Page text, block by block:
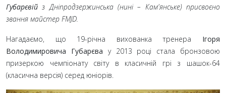
Губарєвій з Дніпродзержинська (нині – Кам'янське) присвоєно
звання майстер FMJD.
Нагадаємо, що 19-річна вихованка тренера Ігоря
Володимировича Губарєва у 2013 році стала бронзовою
призеркою чемпіонату світу в класичній грі з шашок-64
(класична версія) серед юніорів.